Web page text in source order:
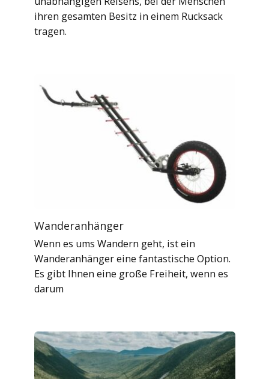
ihren gesamten Besitz in einem Rucksack
tragen.
Wanderanhänger
Wenn es ums Wandern geht, ist ein
Wanderanhänger eine fantastische Option.
Es gibt Ihnen eine große Freiheit, wenn es
darum